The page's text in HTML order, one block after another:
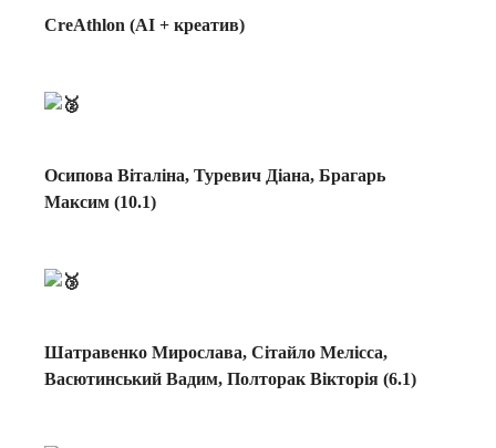
CreAthlon (AI + креатив)
Осипова Віталіна, Туревич Діана, Брагарь
Максим (10.1)
Шатравенко Мирослава, Сітайло Мелісса,
Васютинський Вадим, Полторак Вікторія (6.1)